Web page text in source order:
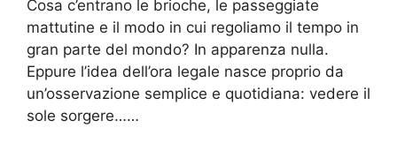
Cosa c’entrano le brioche, le passeggiate
mattutine e il modo in cui regoliamo il tempo in
gran parte del mondo? In apparenza nulla.
Eppure l’idea dell’ora legale nasce proprio da
un’osservazione semplice e quotidiana: vedere il
sole sorgere……